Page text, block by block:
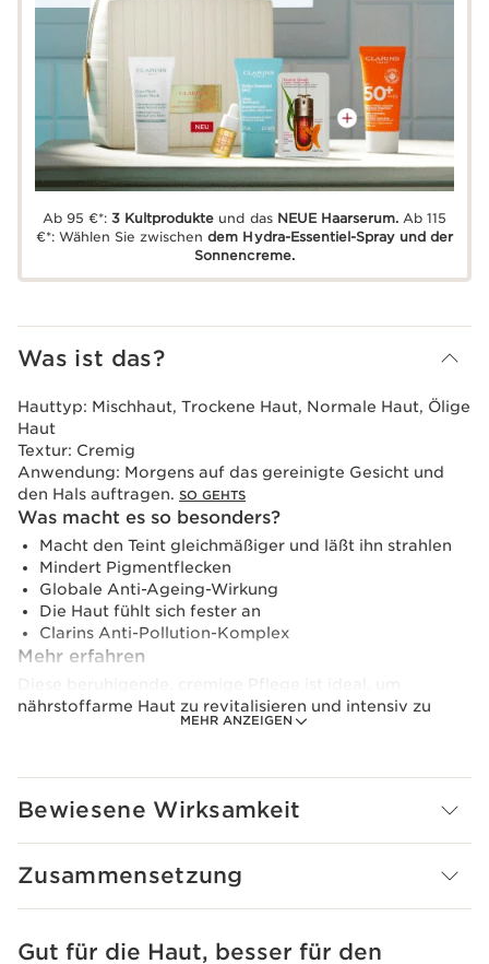
Ab 95 €*:3 Kultprodukte und das NEUE Haarserum.Ab 115
€*: Wählen Sie zwischendem Hydra-Essentiel-Spray und der
Sonnencreme.
Was ist das?
MEHR ANZEIGEN
Hauttyp: Mischhaut, Trockene Haut, Normale Haut, Ölige
Haut
Textur: Cremig
Anwendung: Morgens auf das gereinigte Gesicht und
den Hals auftragen. SO GEHTS
Was macht es so besonders?
Macht den Teint gleichmäßiger und läßt ihn strahlen
Mindert Pigmentflecken
Globale Anti-Ageing-Wirkung
Die Haut fühlt sich fester an
Clarins Anti-Pollution-Komplex
Mehr erfahren
Diese beruhigende, cremige Pflege ist ideal, um
nährstoffarme Haut zu revitalisieren und intensiv zu
plus einemDuo aus Pflanzenextrakten
einen Lichtschutzfaktor SPF 15, der die Haut vor
verantwortlich sind.
Bewiesene Wirksamkeit
Zusammensetzung
WEITER ZUM INHALT
Gut für die Haut, besser für den